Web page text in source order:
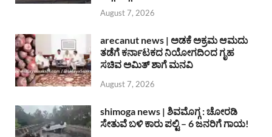
August 7, 2026
arecanut news | ಅಡಕೆ ಅಕ್ರಮ ಆಮದು
ತಡೆಗೆ ಕರ್ನಾಟಕದ ನಿಯೋಗದಿಂದ ಗೃಹ
ಸಚಿವ ಅಮಿತ್ ಶಾಗೆ ಮನವಿ
August 7, 2026
shimoga news | ಶಿವಮೊಗ್ಗ : ಚೋರಡಿ
ಸೇತುವೆ ಬಳಿ ಕಾರು ಪಲ್ಟಿ – 6 ಜನರಿಗೆ ಗಾಯ!